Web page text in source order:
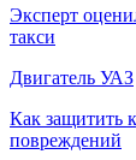
Эксперт
такси
Двигатель УАЗ
Как защитить
повреждений